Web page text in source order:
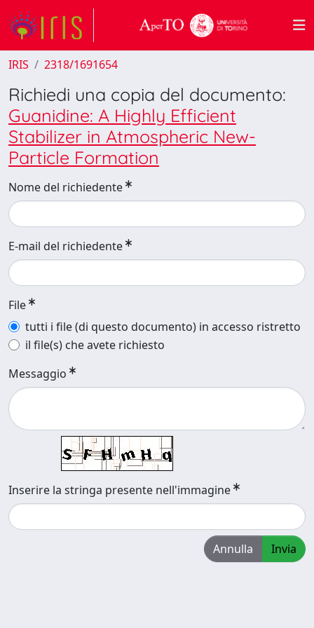
IRIS 2318/1691654
Richiedi una copia del documento:
Guanidine: A Highly Efficient
Stabilizer in Atmospheric New-
Particle Formation
Nome del richiedente
E-mail del richiedente
File
tutti i file (di questo documento) in accesso ristretto
il file(s) che avete richiesto
Messaggio
Inserire la stringa presente nell'immagine
Annulla Invia